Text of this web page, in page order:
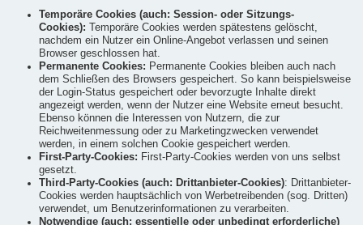
Temporäre Cookies (auch: Session- oder Sitzungs-
Cookies): Temporäre Cookies werden spätestens gelöscht,
nachdem ein Nutzer ein Online-Angebot verlassen und seinen
Browser geschlossen hat.
Permanente Cookies: Permanente Cookies bleiben auch nach
dem Schließen des Browsers gespeichert. So kann beispielsweise
der Login-Status gespeichert oder bevorzugte Inhalte direkt
angezeigt werden, wenn der Nutzer eine Website erneut besucht.
Ebenso können die Interessen von Nutzern, die zur
Reichweitenmessung oder zu Marketingzwecken verwendet
werden, in einem solchen Cookie gespeichert werden.
First-Party-Cookies: First-Party-Cookies werden von uns selbst
gesetzt.
Third-Party-Cookies (auch: Drittanbieter-Cookies): Drittanbieter-
Cookies werden hauptsächlich von Werbetreibenden (sog. Dritten)
verwendet, um Benutzerinformationen zu verarbeiten.
Notwendige (auch: essentielle oder unbedingt erforderliche)